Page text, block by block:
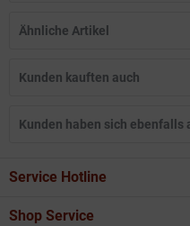
Ähnliche Artikel
Kunden kauften auch
Kunden haben sich ebenfalls
Service Hotline
Shop Service